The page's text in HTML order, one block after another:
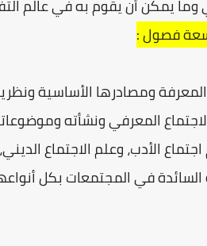
وما يمكن أن يقوم به في عالم
فصول :
المعرفة ومصادرها الأساسية
المعرفي ونشأته
الأدب، وعلم الاجتماع
في المجتمعات بكل